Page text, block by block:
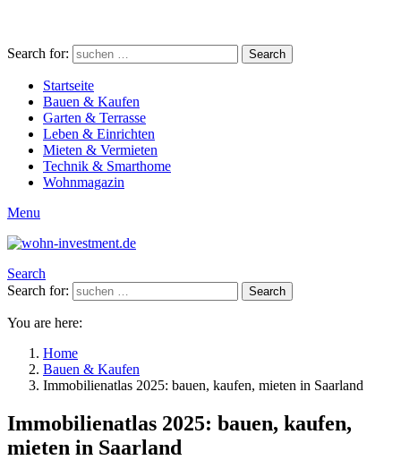
Search for: Search
Startseite
Bauen & Kaufen
Garten & Terrasse
Leben & Einrichten
Mieten & Vermieten
Technik & Smarthome
Wohnmagazin
Menu
Search
Search for:
Search
You are here:
Home
Bauen & Kaufen
Immobilienatlas 2025: bauen, kaufen, mieten in Saarland
Immobilienatlas 2025: bauen, kaufen,
mieten in Saarland